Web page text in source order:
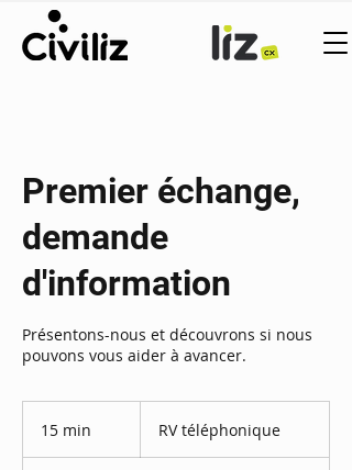
Premier échange,
demande
d'information
Présentons-nous et découvrons si nous
pouvons vous aider à avancer.
15 min RV téléphonique